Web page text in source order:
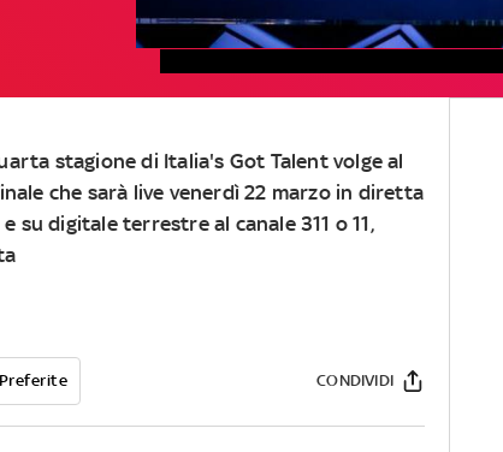
stagione di Italia's Got Talent volge al
che sarà live venerdì 22 marzo in diretta
su digitale terrestre al canale 311 o 11,
CONDIVIDI